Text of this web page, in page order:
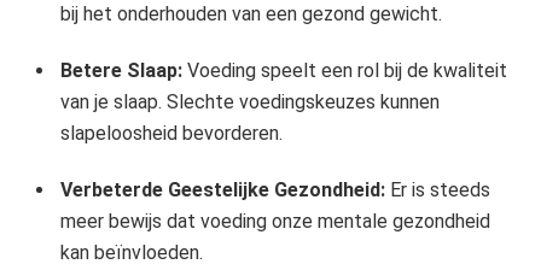
bij het onderhouden van een gezond gewicht.
Betere Slaap: Voeding speelt een rol bij de kwaliteit
van je slaap. Slechte voedingskeuzes kunnen
slapeloosheid bevorderen.
Verbeterde Geestelijke Gezondheid: Er is steeds
meer bewijs dat voeding onze mentale gezondheid
kan beïnvloeden.